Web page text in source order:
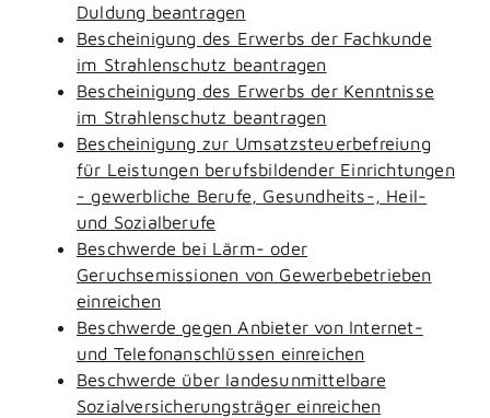
Duldung beantragen
Bescheinigung des Erwerbs der Fachkunde
im Strahlenschutz beantragen
Bescheinigung des Erwerbs der Kenntnisse
im Strahlenschutz beantragen
Bescheinigung zur Umsatzsteuerbefreiung
für Leistungen berufsbildender Einrichtungen
- gewerbliche Berufe, Gesundheits-, Heil-
und Sozialberufe
Beschwerde bei Lärm- oder
Geruchsemissionen von Gewerbebetrieben
einreichen
Beschwerde gegen Anbieter von Internet-
und Telefonanschlüssen einreichen
Beschwerde über landesunmittelbare
Sozialversicherungsträger einreichen